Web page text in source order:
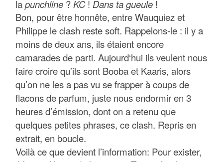
lapunchline ?KC! Dans ta gueule !
Bon, pour être honnête, entre Wauquiez et
Philippe le clash reste soft. Rappelons-le : il y a
moins de deux ans, ils étaient encore
camarades de parti. Aujourd‘hui ils veulent nous
faire croire qu’ils sont Booba et Kaaris, alors
qu’on ne les a pas vu se frapper à coups de
flacons de parfum, juste nous endormir en 3
heures d’émission, dont on a retenu que
quelques petites phrases, ce clash. Repris en
extrait, en boucle.
Voilà ce que devient l’information: Pour exister,